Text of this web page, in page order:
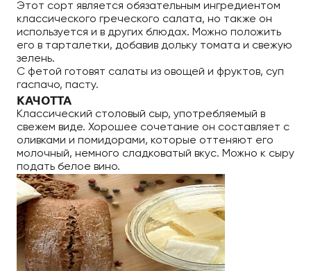
Этот сорт является обязательным ингредиентом
классического греческого салата, но также он
используется и в других блюдах. Можно положить
его в тарталетки, добавив дольку томата и свежую
зелень.
С фетой готовят салаты из овощей и фруктов, суп
гаспачо, пасту.
КАЧОТТА
Классический столовый сыр, употребляемый в
свежем виде. Хорошее сочетание он составляет с
оливками и помидорами, которые оттеняют его
молочный, немного сладковатый вкус. Можно к сыру
подать белое вино.